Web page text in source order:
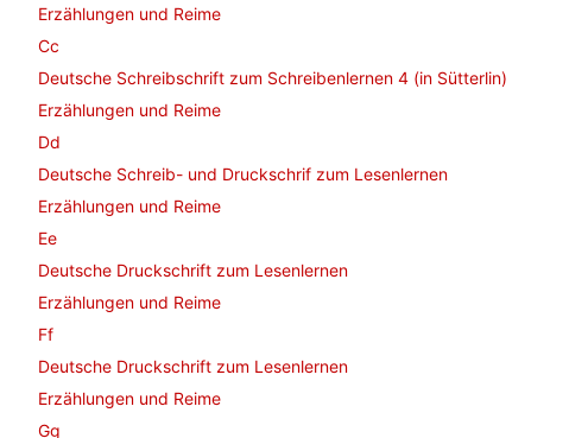
Erzählungen und Reime
Cc
Deutsche Schreibschrift zum Schreibenlernen 4 (in Sütterlin)
Erzählungen und Reime
Dd
Deutsche Schreib- und Druckschrif zum Lesenlernen
Erzählungen und Reime
Ee
Deutsche Druckschrift zum Lesenlernen
Erzählungen und Reime
Ff
Deutsche Druckschrift zum Lesenlernen
Erzählungen und Reime
Gg